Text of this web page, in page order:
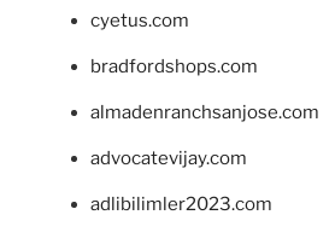
cyetus.com
bradfordshops.com
almadenranchsanjose.com
advocatevijay.com
adlibilimler2023.com